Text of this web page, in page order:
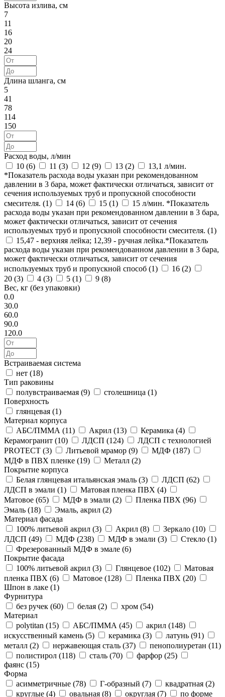
Высота излива, см
7
11
16
20
24
Длина шланга, см
5
41
78
114
150
Расход воды, л/мин
10 (6) 11 (3) 12 (9) 13 (2)
13,1 л/мин.
*Показатель расхода воды указан при рекомендованном
давлении в 3 бара, может фактически отличаться, зависит от
сечения используемых труб и пропускной способности
смесителя. (1) 14 (6) 15 (1)
15 л/мин. *Показатель
расхода воды указан при рекомендованном давлении в 3 бара,
может фактически отличаться, зависит от сечения
используемых труб и пропускной способности смесителя. (1)
15,47 - верхняя лейка; 12,39 - ручная лейка.*Показатель
расхода воды указан при рекомендованном давлении в 3 бара,
может фактически отличаться, зависит от сечения
используемых труб и пропускной способ (1) 16 (2)
20 (3) 4 (3) 5 (1) 9 (8)
Вес, кг (без упаковки)
0.0
30.0
60.0
90.0
120.0
Встраиваемая система
нет (18)
Тип раковины
полувстраиваемая (9) столешница (1)
Поверхность
глянцевая (1)
Материал корпуса
АБС/ПММА (11) Акрил (13) Керамика (4)
Керамогранит (10) ЛДСП (124)
ЛДСП с технологией
PROTECT (3) Литьевой мрамор (9) МДФ (187)
МДФ в ПВХ пленке (19) Металл (2)
Покрытие корпуса
Белая глянцевая итальянская эмаль (3) ЛДСП (62)
ЛДСП в эмали (1) Матовая пленка ПВХ (4)
Матовое (65) МДФ в эмали (2) Пленка ПВХ (96)
Эмаль (18) Эмаль, акрил (2)
Материал фасада
100% литьевой акрил (3) Акрил (8) Зеркало (10)
ЛДСП (49) МДФ (238) МДФ в эмали (3) Стекло (1)
Фрезерованный МДФ в эмале (6)
Покрытие фасада
100% литьевой акрил (3) Глянцевое (102)
Матовая
пленка ПВХ (6) Матовое (128) Пленка ПВХ (20)
Шпон в лаке (1)
Фурнитура
без ручек (60) белая (2) хром (54)
Материал
polytitan (15) АБС/ПММА (45) акрил (148)
искусственный камень (5) керамика (3) латунь (91)
металл (2) нержавеющая сталь (37) пенополиуретан (11)
полистирол (118) сталь (70) фарфор (25)
фаянс (15)
Форма
асимметричные (78) Г-образный (7) квадратная (2)
круглые (4) овальная (8) округлая (7)
по форме